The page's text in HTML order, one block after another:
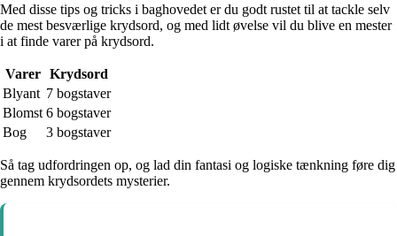
Med disse tips og tricks i baghovedet er du godt rustet til at tackle selv
de mest besværlige krydsord, og med lidt øvelse vil du blive en mester
i at finde varer på krydsord.
Varer
Krydsord
Blyant 7 bogstaver
Blomst 6 bogstaver
Bog
3 bogstaver
Så tag udfordringen op, og lad din fantasi og logiske tænkning føre dig
gennem krydsordets mysterier.